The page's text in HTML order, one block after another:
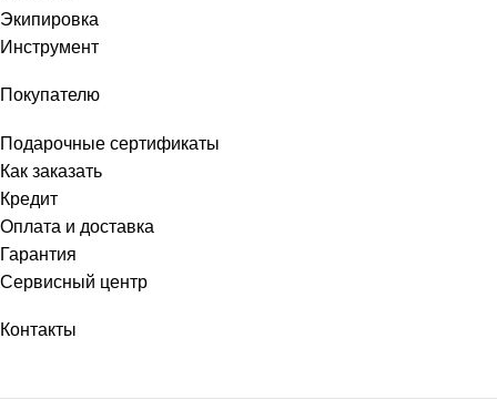
Экипировка
Инструмент
Покупателю
Подарочные сертификаты
Как заказать
Кредит
Оплата и доставка
Гарантия
Сервисный центр
Контакты